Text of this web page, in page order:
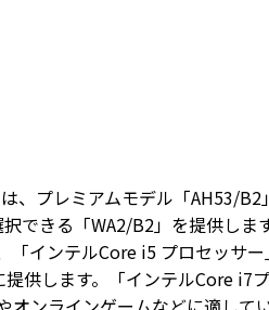
、プレミアムモデル「AH53/
できる「WA2/B2」を提供し
インテルCore i5 プロセッサ
供します。「インテルCore i7